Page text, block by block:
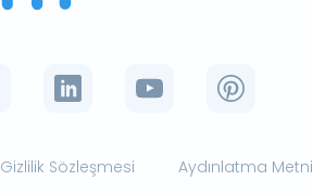
Gizlilik Sözleşmesi Aydınlatma Metni